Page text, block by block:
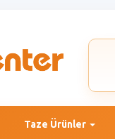
Taze Ürünler